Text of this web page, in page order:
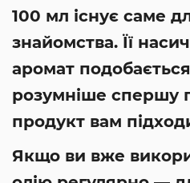
100 мл існує саме
знайомства. Її
аромат
розумніше спершу
продукт вам
Якщо ви вже